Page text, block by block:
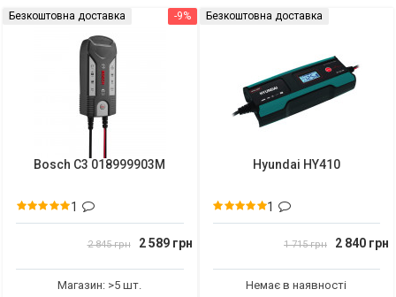
-9%
Безкоштовна доставка
Bosch C3 018999903M
1
2 845 грн 2 589 грн
Магазин: >5 шт.
Безкоштовна доставка
Hyundai HY410
1
1 715 грн 2 840 грн
Немає в наявності